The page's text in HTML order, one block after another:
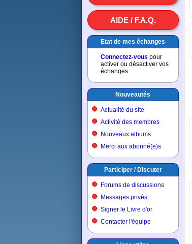
AIDE / F.A.Q.
Etat de mes échanges
Connectez-vous pour
activer ou désactiver vos
échanges
Nouveautés
Actualité du site
Activité des membres
Nouveaux albums
Merci aux abonné(e)s
Participer / Discuter
Forums de discussions
Messages privés
Signer le Livre d'or
Contacter l'équipe